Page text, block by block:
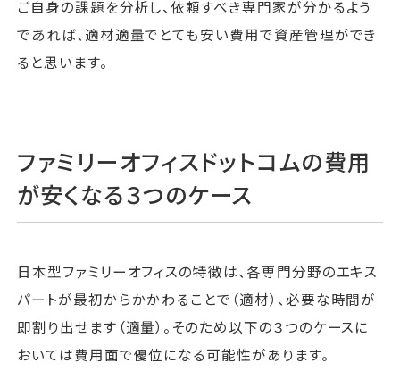
ご自身の課題を分析し、依頼すべき専門家が分かるよう
であれば、適材適量でとても安い費用で資産管理ができ
ると思います。
ファミリーオフィスドットコムの費用
が安くなる３つのケース
日本型ファミリーオフィスの特徴は、各専門分野のエキス
パートが最初からかかわることで（適材）、必要な時間が
即割り出せます（適量）。そのため以下の３つのケースに
おいては費用面で優位になる可能性があります。